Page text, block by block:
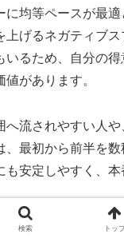
に均等ペースが最
上げるネガティブ
いるため、自分の
があります。
へ流されやすい人
、最初から前半を
も安定しやすく、
検索 トッ